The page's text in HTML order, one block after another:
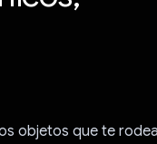
objetos que te